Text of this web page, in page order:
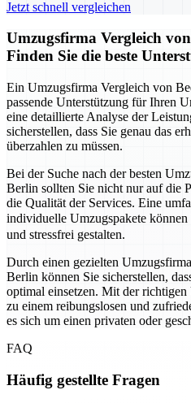
Jetzt schnell vergleichen
Umzugsfirma Vergleich
Finden Sie die beste
Ein Umzugsfirma Vergleich von
passende Unterstützung für Ihren
eine detaillierte Analyse der
sicherstellen, dass Sie genau das
überzahlen zu müssen.
Bei der Suche nach der besten
Berlin sollten Sie nicht nur auf die
die Qualität der Services. Eine
individuelle Umzugspakete
und stressfrei gestalten.
Durch einen gezielten
Berlin können Sie sicherstellen,
optimal einsetzen. Mit der
zu einem reibungslosen und
es sich um einen privaten oder
FAQ
Häufig gestellte Fragen